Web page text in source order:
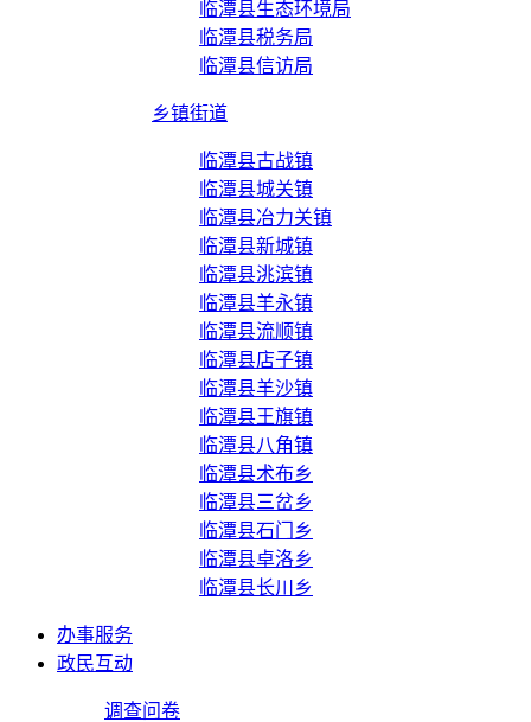
临潭县生态环境局
临潭县税务局
临潭县信访局
乡镇街道
临潭县古战镇
临潭县城关镇
临潭县冶力关镇
临潭县新城镇
临潭县洮滨镇
临潭县羊永镇
临潭县流顺镇
临潭县店子镇
临潭县羊沙镇
临潭县王旗镇
临潭县八角镇
临潭县术布乡
临潭县三岔乡
临潭县石门乡
临潭县卓洛乡
临潭县长川乡
办事服务
政民互动
调查问卷